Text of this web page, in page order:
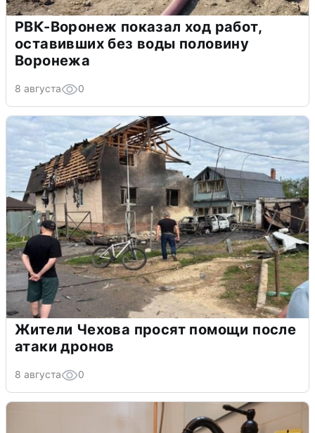
РВК-Воронеж показал ход работ,
оставивших без воды половину
Воронежа
8 августа 0
Жители Чехова просят помощи после
атаки дронов
8 августа 0